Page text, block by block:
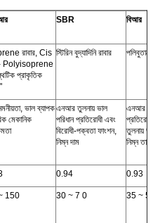
SBR বিআর
রাবার, Cis
Polyisoprene
প্রাকৃতিক
স্টিরিন বুদ্যাদিনি রাবার
ভাল ব্যাপক
মেকানিক
এনআর তুলনায় ভাল
পরিধান প্রতিরোধী এবং
বিরোধী-পক্বতা ফাংশন,
নিম্ন দাম
এনআর
তুলনায়
নিম্ন
0.94 0.93
150 30 ~ 7 0 35 ~